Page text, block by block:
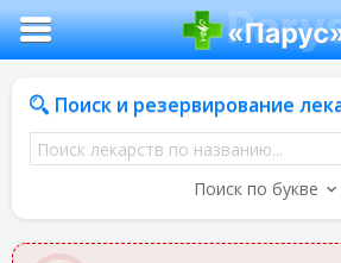
Поиск и резервирование
Поиск
лекарств
названию
Поиск по букве